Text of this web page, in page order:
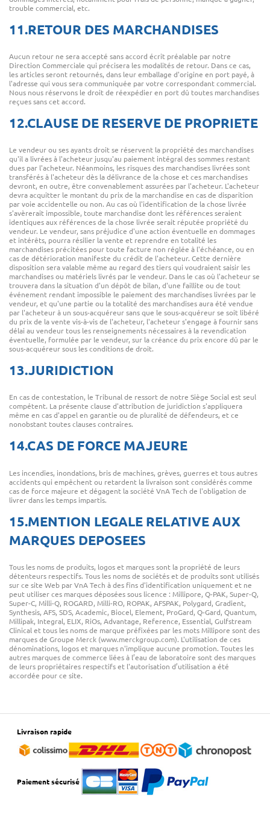
trouble commercial, etc.
11.RETOUR DES MARCHANDISES
Aucun retour ne sera accepté sans accord écrit préalable par notre
Direction Commerciale qui précisera les modalités de retour. Dans ce cas,
les articles seront retournés, dans leur emballage d'origine en port payé, à
l'adresse qui vous sera communiquée par votre correspondant commercial.
Nous nous réservons le droit de réexpédier en port dû toutes marchandises
reçues sans cet accord.
12.CLAUSE DE RESERVE DE PROPRIETE
Le vendeur ou ses ayants droit se réservent la propriété des marchandises
qu'il a livrées à l'acheteur jusqu'au paiement intégral des sommes restant
dues par l'acheteur. Néanmoins, les risques des marchandises livrées sont
transférés à l'acheteur dès la délivrance de la chose et ces marchandises
devront, en outre, être convenablement assurées par l'acheteur. L'acheteur
devra acquitter le montant du prix de la marchandise en cas de disparition
par voie accidentelle ou non. Au cas où l'identification de la chose livrée
s'avèrerait impossible, toute marchandise dont les références seraient
identiques aux références de la chose livrée serait réputée propriété du
vendeur. Le vendeur, sans préjudice d'une action éventuelle en dommages
et intérêts, pourra résilier la vente et reprendre en totalité les
marchandises précitées pour toute facture non réglée à l'échéance, ou en
cas de détérioration manifeste du crédit de l'acheteur. Cette dernière
disposition sera valable même au regard des tiers qui voudraient saisir les
marchandises ou matériels livrés par le vendeur. Dans le cas où l'acheteur se
trouvera dans la situation d'un dépôt de bilan, d'une faillite ou de tout
événement rendant impossible le paiement des marchandises livrées par le
vendeur, et qu'une partie ou la totalité des marchandises aura été vendue
par l'acheteur à un sous-acquéreur sans que le sous-acquéreur se soit libéré
du prix de la vente vis-à-vis de l'acheteur, l'acheteur s'engage à fournir sans
délai au vendeur tous les renseignements nécessaires à la revendication
éventuelle, formulée par le vendeur, sur la créance du prix encore dû par le
sous-acquéreur sous les conditions de droit.
13.JURIDICTION
En cas de contestation, le Tribunal de ressort de notre Siège Social est seul
compétent. La présente clause d'attribution de juridiction s'appliquera
même en cas d'appel en garantie ou de pluralité de défendeurs, et ce
nonobstant toutes clauses contraires.
14.CAS DE FORCE MAJEURE
Les incendies, inondations, bris de machines, grèves, guerres et tous autres
accidents qui empêchent ou retardent la livraison sont considérés comme
cas de force majeure et dégagent la société VnA Tech de l'obligation de
livrer dans les temps impartis.
15.MENTION LEGALE RELATIVE AUX
MARQUES DEPOSEES
Tous les noms de produits, logos et marques sont la propriété de leurs
détenteurs respectifs. Tous les noms de sociétés et de produits sont utilisés
sur ce site Web par VnA Tech à des fins d'identification uniquement et ne
peut utiliser ces marques déposées sous licence : Millipore, Q-PAK, Super-Q,
Super-C, Milli-Q, ROGARD, Milli-RO, ROPAK, AFSPAK, Polygard, Gradient,
Synthesis, AFS, SDS, Academic, Biocel, Element, ProGard, Q-Gard, Quantum,
Millipak, Integral, ELIX, RiOs, Advantage, Reference, Essential, Gulfstream
Clinical et tous les noms de marque préfixées par les mots Millipore sont des
marques de Groupe Merck (www.merckgroup.com). L'utilisation de ces
dénominations, logos et marques n'implique aucune promotion. Toutes les
autres marques de commerce liées à l’eau de laboratoire sont des marques
de leurs propriétaires respectifs et l'autorisation d’utilisation a été
accordée pour ce site.
Livraison rapide
Paiement sécurisé